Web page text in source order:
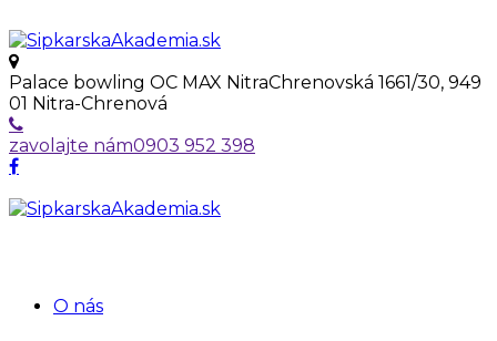
Palace bowling OC MAX NitraChrenovská 1661/30, 949
01 Nitra-Chrenová
zavolajte nám0903 952 398
O nás